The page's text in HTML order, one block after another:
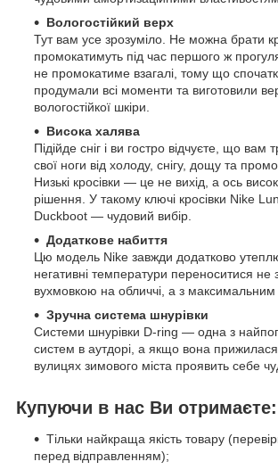
Вологостійкий верх
Тут вам усе зрозуміло. Не можна брати
промокатимуть під час першого ж
не промокатиме взагалі, тому що
продумали всі моменти та виготовили
вологостійкої шкіри.
Висока халява
Підійде сніг і ви гостро відчуєте, що вам
свої ноги від холоду, снігу, дощу та
Низькі кросівки — це не вихід, а ось
рішення. У такому ключі кросівки Nike
Duckboot — чудовий вибір.
Додаткове набиття
Цю модель Nike завжди додатково
негативні температури переноситися
вухмовкою на обличчі, а з
Зручна система шнурівки
Системи шнурівки D-ring — одна з
систем в аутдорі, а якщо вона
вулицях зимового міста проявить себе
Купуючи в нас Ви отримаєте:
Тільки найкраща якість товару
перед відправленням);